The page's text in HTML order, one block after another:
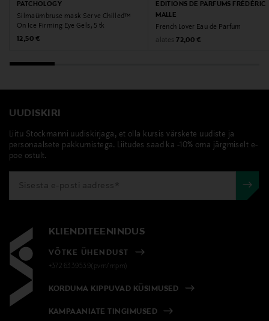
PATCHOLOGY
Silmaümbruse mask Serve Chilled™
On Ice Firming Eye Gels, 5 tk
Original Price
12,50 €
EDITIONS DE PARFUMS FRÉDÉRIC
MALLE
French Lover Eau de Parfum
alates Original Price
72,00 €
UUDISKIRI
Liitu Stockmanni uudiskirjaga, et olla kursis värskete uudiste ja
personaalsete pakkumistega. Liitudes saad ka -10% oma järgmiselt e-
poe ostult.
KLIENDITEENINDUS
VÕTKE ÜHENDUST
+372 6339539(pvm/mpm)
KORDUMA KIPPUVAD KÜSIMUSED
KAMPAANIATE TINGIMUSED